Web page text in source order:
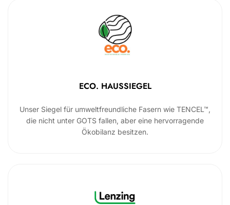
ECO. HAUSSIEGEL
Unser Siegel für umweltfreundliche Fasern wie TENCEL™,
die nicht unter GOTS fallen, aber eine hervorragende
Ökobilanz besitzen.